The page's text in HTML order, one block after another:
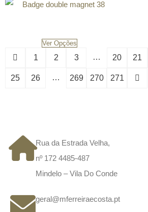
Ver Opções
1 2 3 … 20 21
25 26 … 269 270 271
Rua da Estrada Velha,
nº 172 4485-487
Mindelo – Vila Do Conde
geral@mferreiraecosta.pt